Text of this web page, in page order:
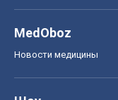
MedOboz
Новости медицины